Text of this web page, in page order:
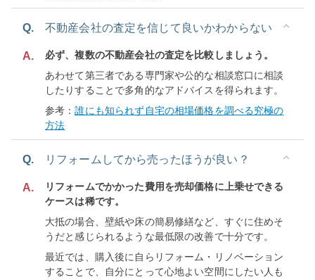
Q. 不動産会社の査定を信じて良いかわからない
A.
必ず、複数の不動産会社の査定を比較しましょう。
あわせて第三者である専門家や公的な相談窓口に相談
したりすることで多角的なアドバイスを得られます。
参考：誰にも知られず自宅の相場価格を調べる究極の
方法
Q. リフォームしてから売ったほうが良い？
A.
リフォームでかかった費用を売却価格に上乗せできる
ケースは稀です。
大抵の場合、壁紙や床の簡易修繕など、すぐに住めそ
うだと感じられるような最低限の改善で十分です。
最近では、購入後に自らリフォーム・リノベーション
することで、自分にとって心地よい空間にしたい人も